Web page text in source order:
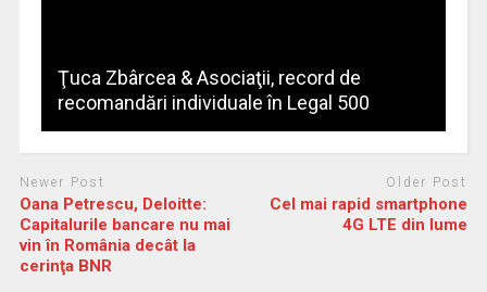
Ţuca Zbârcea & Asociaţii, record de
recomandări individuale în Legal 500
Newer Post
Oana Petrescu, Deloitte:
Capitalurile bancare nu mai
vin în România decât la
cerinţa BNR
Older Post
Cel mai rapid smartphone
4G LTE din lume